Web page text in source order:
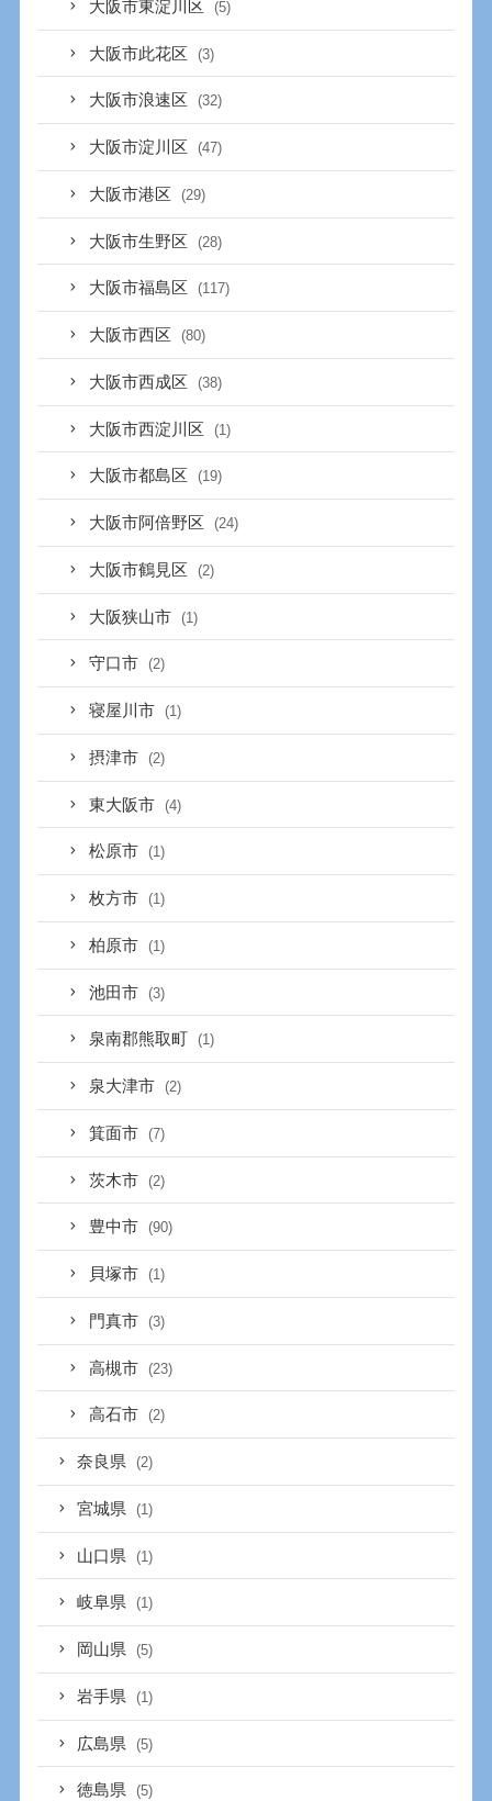
大阪市東淀川区 (5)
大阪市此花区 (3)
大阪市浪速区 (32)
大阪市淀川区 (47)
大阪市港区 (29)
大阪市生野区 (28)
大阪市福島区 (117)
大阪市西区 (80)
大阪市西成区 (38)
大阪市西淀川区 (1)
大阪市都島区 (19)
大阪市阿倍野区 (24)
大阪市鶴見区 (2)
大阪狭山市 (1)
守口市 (2)
寝屋川市 (1)
摂津市 (2)
東大阪市 (4)
松原市 (1)
枚方市 (1)
柏原市 (1)
池田市 (3)
泉南郡熊取町 (1)
泉大津市 (2)
箕面市 (7)
茨木市 (2)
豊中市 (90)
貝塚市 (1)
門真市 (3)
高槻市 (23)
高石市 (2)
奈良県 (2)
宮城県 (1)
山口県 (1)
岐阜県 (1)
岡山県 (5)
岩手県 (1)
広島県 (5)
徳島県 (5)